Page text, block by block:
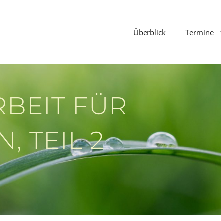
Überblick Termine
FÜR
TEIL 2